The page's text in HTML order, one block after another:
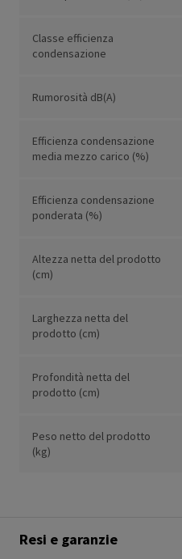
Classe efficienza
condensazione
Rumorosità dB(A)
Efficienza condensazione
media mezzo carico (%)
Efficienza condensazione
ponderata (%)
Altezza netta del prodotto
(cm)
Larghezza netta del
prodotto (cm)
Profondità netta del
prodotto (cm)
Peso netto del prodotto
(kg)
Resi e garanzie